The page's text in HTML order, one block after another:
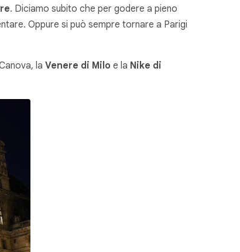
. Diciamo subito che per godere a pieno
Oppure si può sempre tornare a Parigi
la Venere di Milo e la Nike di